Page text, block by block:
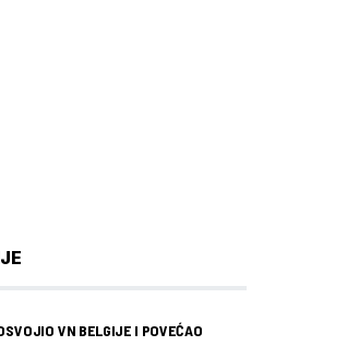
VN BELGIJE I POVEĆAO